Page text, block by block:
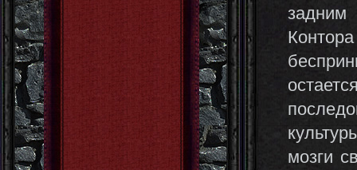
задним
мозги